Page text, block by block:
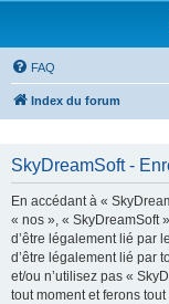
FAQ
Index du forum
SkyDreamSoft -
En accédant à «
« nos », « SkyDreamSoft
d’être légalement lié par
d’être légalement lié par
et/ou n’utilisez pas «
tout moment et ferons